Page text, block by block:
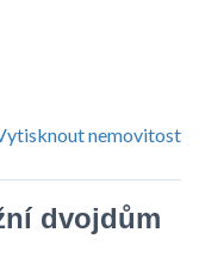
nemovitost
dvojdům